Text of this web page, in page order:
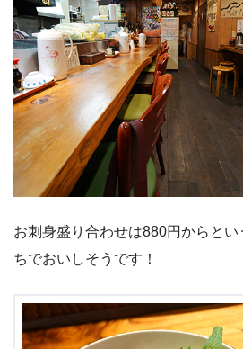
お刺身盛り合わせは880円からと
ちでおいしそうです！